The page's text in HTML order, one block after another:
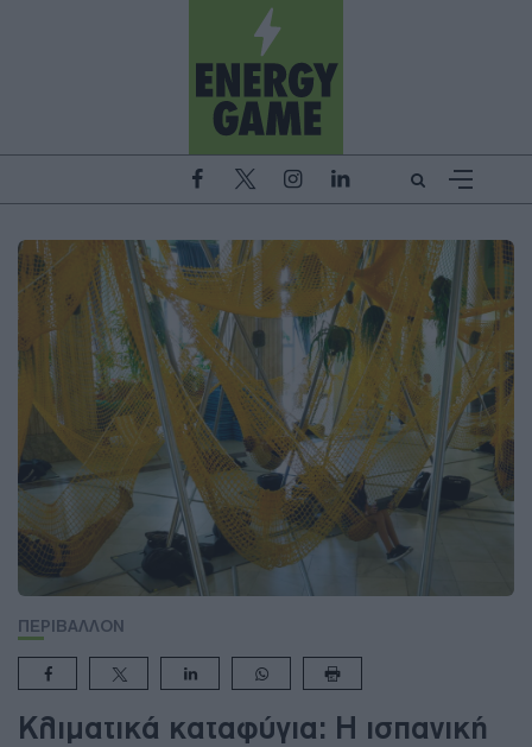
ΠΕΡΙΒΑΛΛΟΝ
Κλιματικά καταφύγια: Η ισπανική